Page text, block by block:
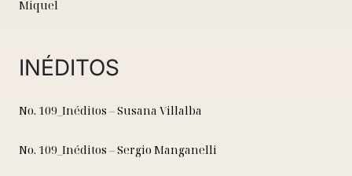
Miquel
INÉDITOS
No. 109_Inéditos – Susana Villalba
No. 109_Inéditos – Sergio Manganelli